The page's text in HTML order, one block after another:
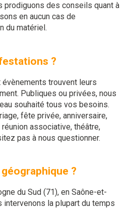
prodiguons des conseils quant à
en aucun cas de
du matériel.
?
trouvent leurs
Publiques ou privées, nous
souhaité tous vos besoins.
fête privée, anniversaire,
associative, théâtre,
pas à nous questionner.
?
du Sud (71), en Saône-et-
intervenons la plupart du temps